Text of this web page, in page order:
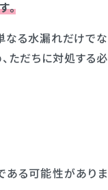
。
なる水漏れだけでな
ただちに対処する必
ある可能性がありま